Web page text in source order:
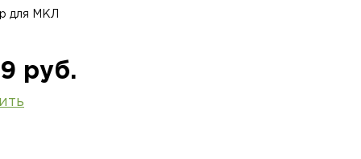
для МКЛ
руб.